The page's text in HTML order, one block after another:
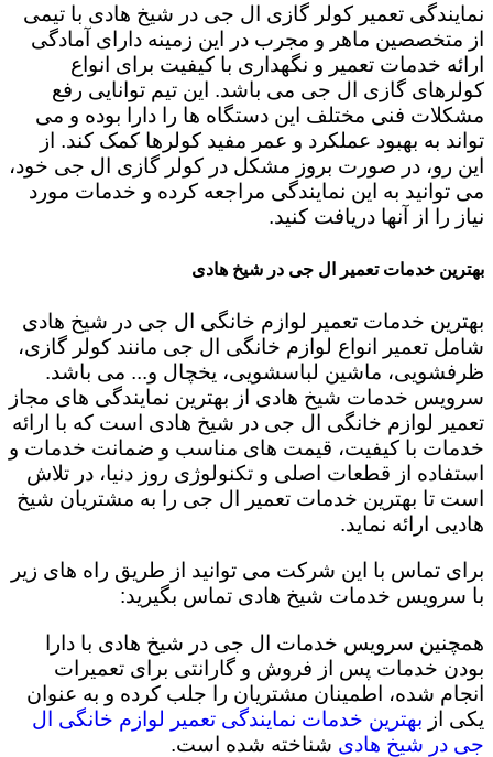
نمایندگی تعمیر کولر گازی ال جی در شیخ هادی با تیمی
از متخصصین ماهر و مجرب در این زمینه دارای آمادگی
ارائه خدمات تعمیر و نگهداری با کیفیت برای انواع
کولرهای گازی ال جی می باشد. این تیم توانایی رفع
مشکلات فنی مختلف این دستگاه ها را دارا بوده و می
تواند به بهبود عملکرد و عمر مفید کولرها کمک کند. از
این رو، در صورت بروز مشکل در کولر گازی ال جی خود،
می توانید به این نمایندگی مراجعه کرده و خدمات مورد
نیاز را از آنها دریافت کنید.
بهترین خدمات تعمیر ال جی در شیخ هادی
بهترین خدمات تعمیر لوازم خانگی ال جی در شیخ هادی
شامل تعمیر انواع لوازم خانگی ال جی مانند کولر گازی،
ظرفشویی، ماشین لباسشویی، یخچال و... می باشد.
سرویس خدمات شیخ هادی از بهترین نمایندگی های مجاز
تعمیر لوازم خانگی ال جی در شیخ هادی است که با ارائه
خدمات با کیفیت، قیمت های مناسب و ضمانت خدمات و
استفاده از قطعات اصلی و تکنولوژی روز دنیا، در تلاش
است تا بهترین خدمات تعمیر ال جی را به مشتریان شیخ
هادیی ارائه نماید.
برای تماس با این شرکت می توانید از طریق راه های زیر
با سرویس خدمات شیخ هادی تماس بگیرید:
همچنین سرویس خدمات ال جی در شیخ هادی با دارا
بودن خدمات پس از فروش و گارانتی برای تعمیرات
انجام شده، اطمینان مشتریان را جلب کرده و به عنوان
یکی از بهترین خدمات نمایندگی تعمیر لوازم خانگی ال
جی در شیخ هادی شناخته شده است.